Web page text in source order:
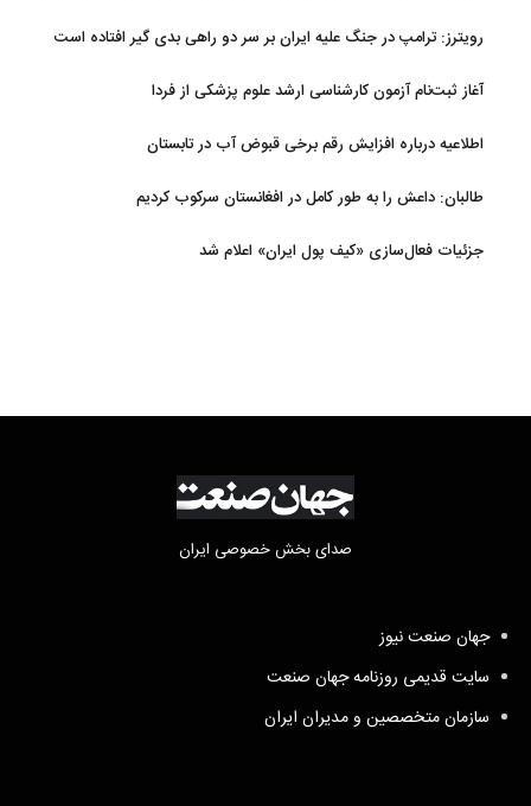
رویترز: ترامپ در جنگ علیه ایران بر سر دو راهی بدی گیر افتاده است
آغاز ثبت‌نام‌ آزمون کارشناسی ارشد علوم پزشکی از فردا
اطلاعیه درباره افزایش رقم برخی قبوض آب در تابستان
طالبان: داعش را به طور کامل در افغانستان سرکوب کردیم
جزئیات فعال‌سازی «کیف پول ایران» اعلام شد
صدای بخش خصوصی ایران
جهان صنعت نیوز
سایت قدیمی روزنامه جهان صنعت
سازمان متخصصین و مدیران ایران